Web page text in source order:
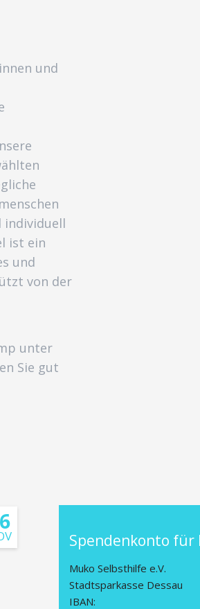
und
individuell
ist ein
und
von der
unter
Sie gut
Spendenkonto für
Muko Selbsthilfe e.V.
Stadtsparkasse Dessau
IBAN: